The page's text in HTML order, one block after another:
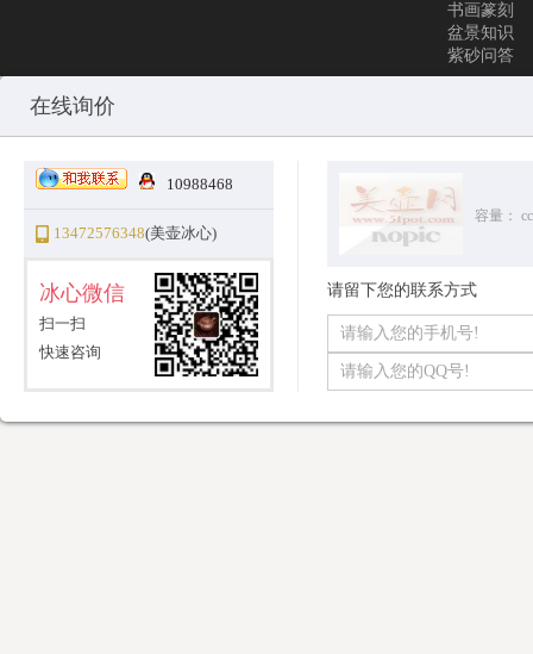
书画篆刻
盆景知识
紫砂问答
Copyright © 2010-2025 All Rights Reserved
在线询价
10988468
13472576348(美壶冰心)
冰心微信
扫一扫
快速咨询
容量： cc
请留下您的联系方式